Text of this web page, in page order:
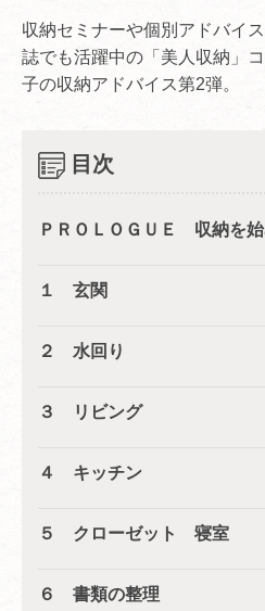
収納セミナーや個別アドバイ
誌でも活躍中の「美人収納」
子の収納アドバイス第2弾。
目次
ＰＲＯＬＯＧＵＥ 収納を
１ 玄関
２ 水回り
３ リビング
４ キッチン
５ クローゼット 寝室
６ 書類の整理